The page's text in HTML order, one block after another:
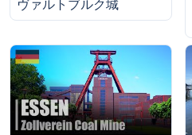
ヴァルトブルク城